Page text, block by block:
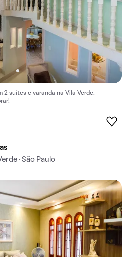
2 suítes e varanda na Vila Verde.
· São Paulo